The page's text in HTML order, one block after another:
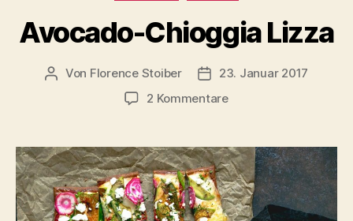
Avocado-Chioggia Lizza
Beitragsautor
Von Florence Stoiber Veröffentlichungsdatum
23. Januar 2017
2 Kommentarezu
Lizza